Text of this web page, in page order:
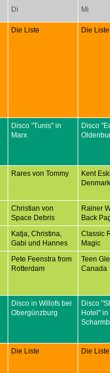
Di Mi
Die Liste
Die Liste
Disco "Tunis" in
Marx
Disco
Rares von Tommy
Kent
Denmark
Christian von
Space Debris
Rainer
Back
Katja, Christina,
Gabi und Hannes
Classic
Magic
Pete Feenstra from
Rotterdam
Teen
Canada
Disco in Willofs bei
Obergünzburg
Disco
Hotel"
Die Liste
Die Liste